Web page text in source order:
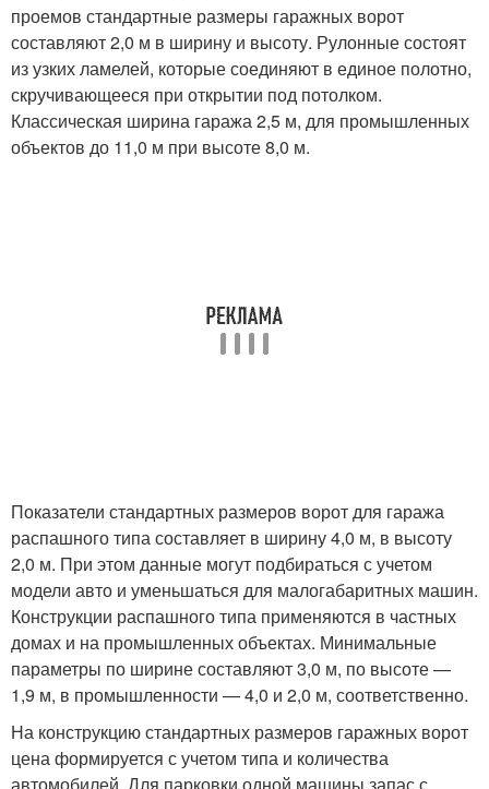
проемов стандартные размеры гаражных ворот
составляют 2,0 м в ширину и высоту. Рулонные состоят
из узких ламелей, которые соединяют в единое полотно,
скручивающееся при открытии под потолком.
Классическая ширина гаража 2,5 м, для промышленных
объектов до 11,0 м при высоте 8,0 м.
Показатели стандартных размеров ворот для гаража
распашного типа составляет в ширину 4,0 м, в высоту
2,0 м. При этом данные могут подбираться с учетом
модели авто и уменьшаться для малогабаритных машин.
Конструкции распашного типа применяются в частных
домах и на промышленных объектах. Минимальные
параметры по ширине составляют 3,0 м, по высоте —
1,9 м, в промышленности — 4,0 и 2,0 м, соответственно.
На конструкцию стандартных размеров гаражных ворот
цена формируется с учетом типа и количества